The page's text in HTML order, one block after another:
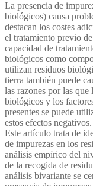
La presencia de
biológicos) causa
destacan los costes
el tratamiento previo
capacidad de
biológicos como
utilizan residuos
tierra también puede
las razones por las que
biológicos y los
presentes se puede
estos efectos negativos.
Este artículo trata de
de impurezas en los
análisis empírico del
de la recogida de
análisis bivariante se